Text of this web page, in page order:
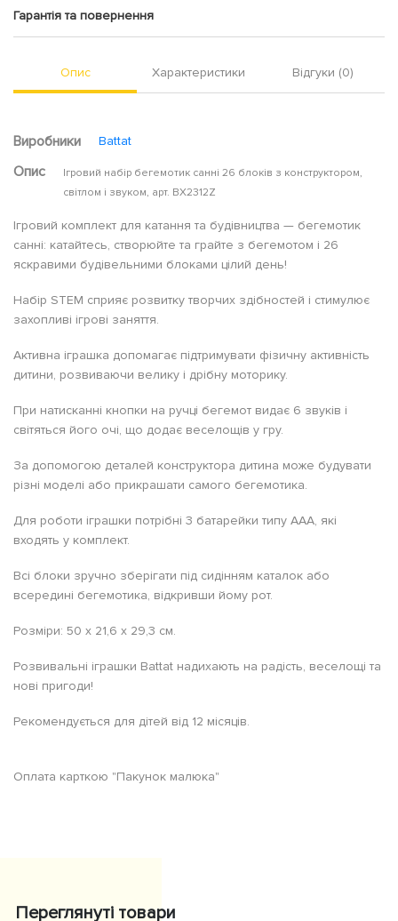
Гарантія та повернення
Опис Характеристики Відгуки (0)
Виробники Battat
Опис
Ігровий набір бегемотик санні 26 блоків з конструктором,
світлом і звуком, арт. BX2312Z
Ігровий комплект для катання та будівництва — бегемотик
санні: катайтесь, створюйте та грайте з бегемотом і 26
яскравими будівельними блоками цілий день!
Набір STEM сприяє розвитку творчих здібностей і стимулює
захопливі ігрові заняття.
Активна іграшка допомагає підтримувати фізичну активність
дитини, розвиваючи велику і дрібну моторику.
При натисканні кнопки на ручці бегемот видає 6 звуків і
світяться його очі, що додає веселощів у гру.
За допомогою деталей конструктора дитина може будувати
різні моделі або прикрашати самого бегемотика.
Для роботи іграшки потрібні 3 батарейки типу AAA, які
входять у комплект.
Всі блоки зручно зберігати під сидінням каталок або
всередині бегемотика, відкривши йому рот.
Розміри: 50 х 21,6 х 29,3 см.
Розвивальні іграшки Battat надихають на радість, веселощі та
нові пригоди!
Рекомендується для дітей від 12 місяців.
Оплата карткою "Пакунок малюка"
Переглянуті товари